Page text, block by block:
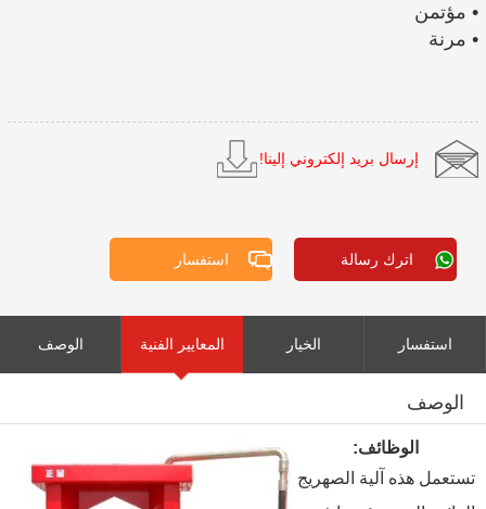
• مؤتمن
• مرنة
إرسال بريد إلكتروني إلينا!
اترك رسالة استفسار
الوصف المعايير الفنية الخيار استفسار
الوصف
الوظائف:
تستعمل هذه آلية الصهريج